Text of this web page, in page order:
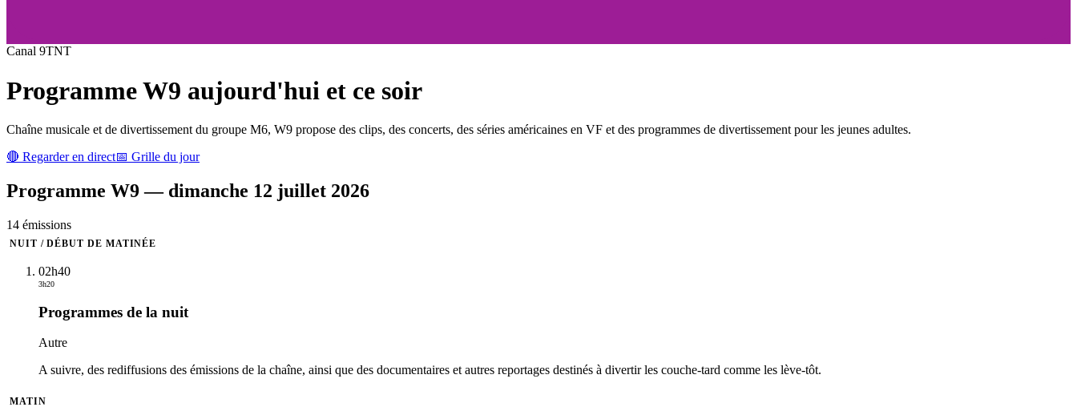
Canal 9TNT
ProgrammeW9 aujourd'hui et ce soir
Chaîne musicale et de divertissement du groupe M6, W9 propose des clips, des concerts, des séries américaines en VF et des programmes de divertissement pour les jeunes adultes.
🔴 Regarder en direct📅 Grille du jour
Programme W9— dimanche 12 juillet 2026
14 émissions
NUIT / DÉBUT DE MATINÉE
02h40
3h20
Programmes de la nuit
Autre
A suivre, des rediffusions des émissions de la chaîne, ainsi que des documentaires et autres reportages destinés à divertir les couche-tard comme les lève-tôt.
MATIN